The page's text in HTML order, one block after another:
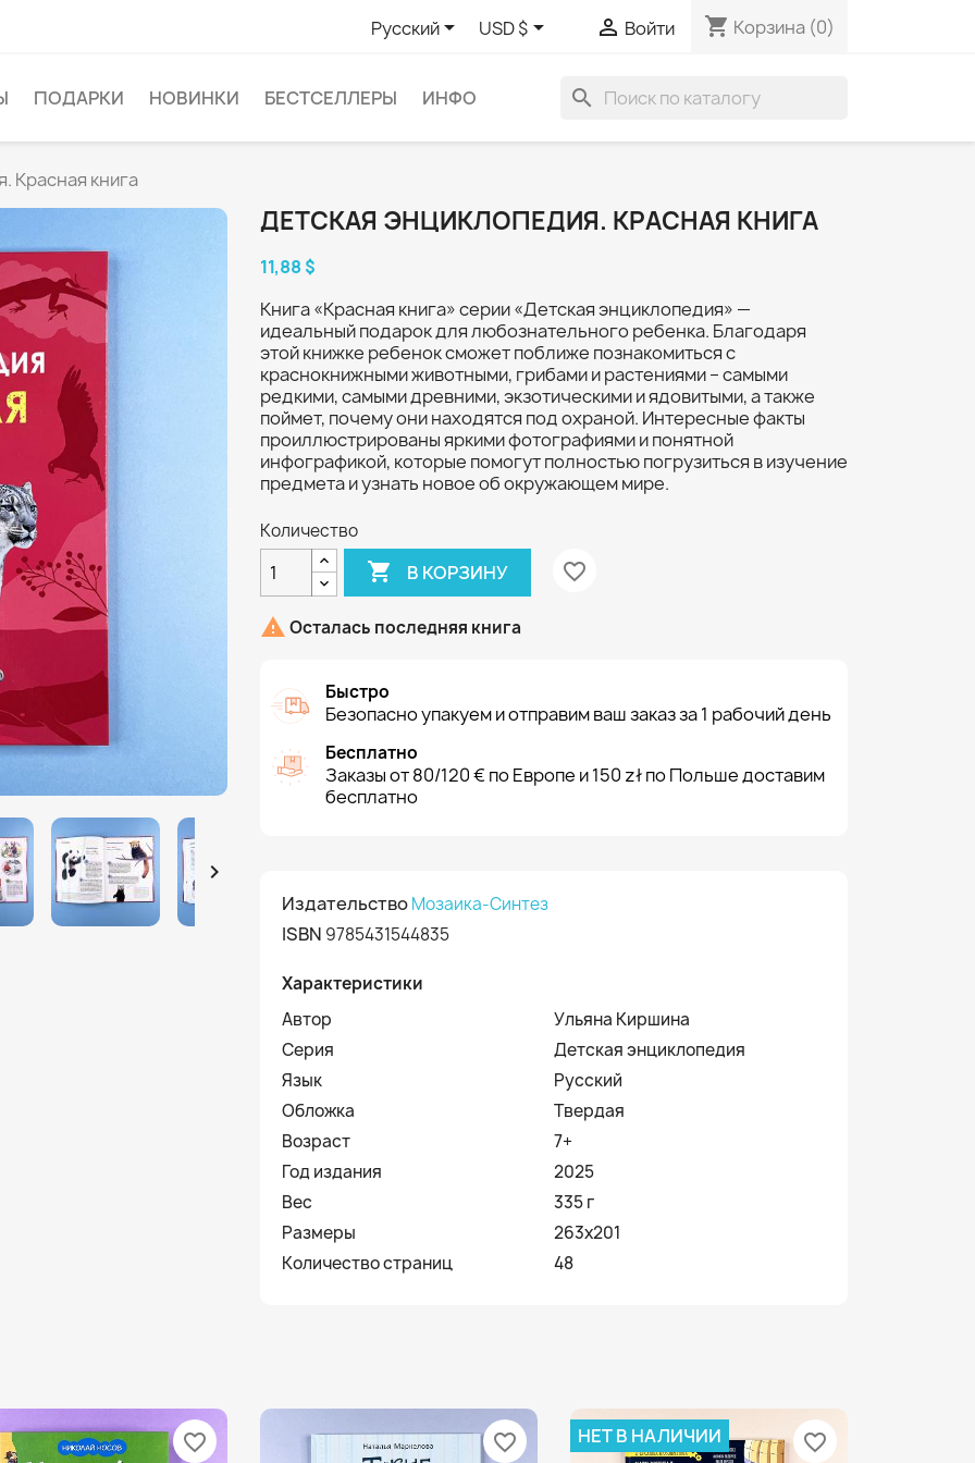
Русский USD $  Войти shopping_cart Корзина (0)
ПОДАРКИ НОВИНКИ БЕСТСЕЛЛЕРЫ ИНФО search
Красная книга

ДЕТСКАЯ ЭНЦИКЛОПЕДИЯ. КРАСНАЯ КНИГА
11,88 $
Книга «Красная книга» серии «Детская энциклопедия» —
идеальный подарок для любознательного ребенка. Благодаря
этой книжке ребенок сможет поближе познакомиться с
краснокнижными животными, грибами и растениями – самыми
редкими, самыми древними, экзотическими и ядовитыми, а также
поймет, почему они находятся под охраной. Интересные факты
проиллюстрированы яркими фотографиями и понятной
инфографикой, которые помогут полностью погрузиться в изучение
предмета и узнать новое об окружающем мире.
Количество
 В КОРЗИНУ favorite_border
 Осталась последняя книга
Быстро
Безопасно упакуем и отправим ваш заказ за 1 рабочий день
Бесплатно
Заказы от 80/120 € по Европе и 150 zł по Польше доставим
бесплатно
ИздательствоМозаика-Синтез
ISBN 9785431544835
Характеристики
Автор
Ульяна Киршина
Серия
Детская энциклопедия
Язык
Русский
Обложка
Твердая
Возраст
7+
Год издания
2025
Вес
335 г
Размеры
263x201
Количество страниц
48
favorite_border favorite_border НЕТ В НАЛИЧИИ favorite_border